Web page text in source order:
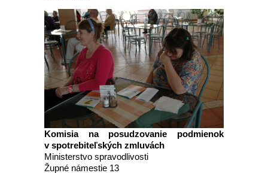
Komisia na posudzovanie podmienok
v spotrebiteľských zmluvách
Ministerstvo spravodlivosti
Župné námestie 13